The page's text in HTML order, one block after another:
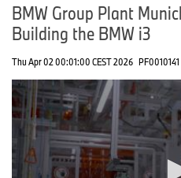
BMW Group Plant
Building the BMW i3
Thu Apr 02 00:01:00 CEST 2026 PF0010141